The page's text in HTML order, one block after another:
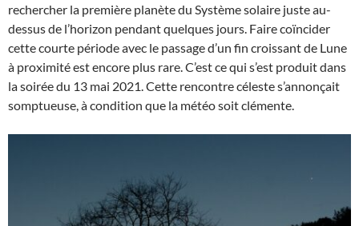
rechercher la première planète du Système solaire juste au-
dessus de l’horizon pendant quelques jours. Faire coïncider
cette courte période avec le passage d’un fin croissant de Lune
à proximité est encore plus rare. C’est ce qui s’est produit dans
la soirée du 13 mai 2021. Cette rencontre céleste s’annonçait
somptueuse, à condition que la météo soit clémente.